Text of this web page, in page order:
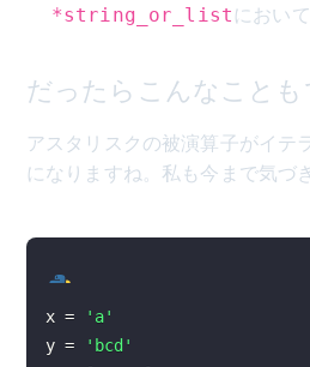
*string_or_list において
だったらこんなことも
アスタリスクの被演算子がイテ
になりますね。私も今まで気づ
x =
'a'
y =
'bcd'